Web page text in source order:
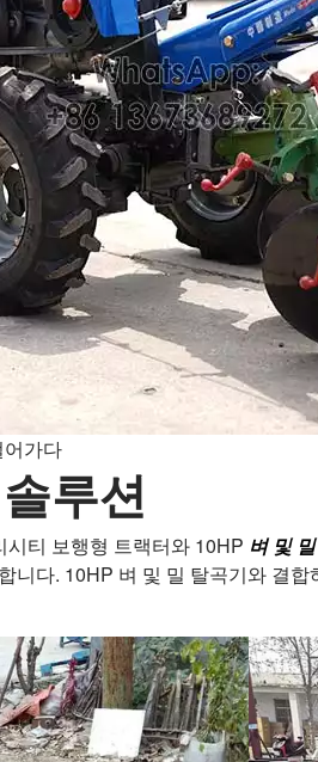
가다
루션
티 보행형 트랙터와 10HP 벼 및
니다. 10HP 벼 및 밀 탈곡기와 결